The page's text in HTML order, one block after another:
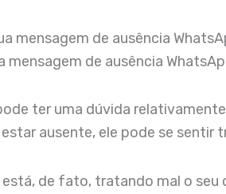
mensagem de ausência
mensagem de ausência
ter uma dúvida
ausente, ele pode se
está, de fato, tratando mal o